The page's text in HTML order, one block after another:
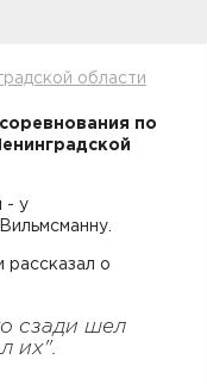
области
по
- у
рассказал о
сзади шел
их".